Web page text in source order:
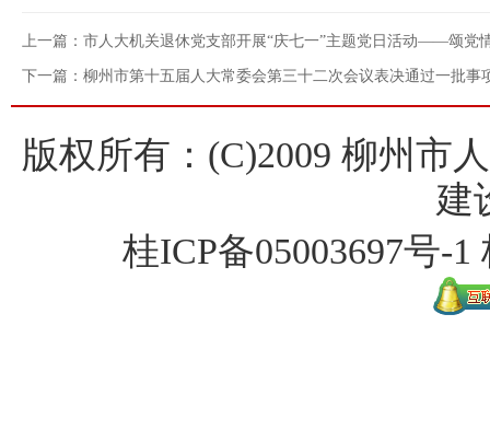
上一篇：市人大机关退休党支部开展“庆七一”主题党日活动——颂党
下一篇：柳州市第十五届人大常委会第三十二次会议表决通过一批事
版权所有：(C)2009 柳州市
建
桂ICP备05003697号-1